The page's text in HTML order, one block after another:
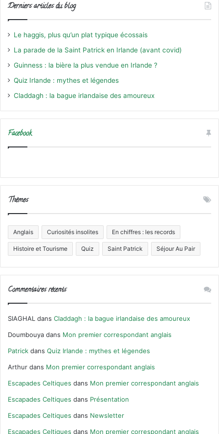
Derniers articles du blog
Le haggis, plus qu’un plat typique écossais
La parade de la Saint Patrick en Irlande (avant covid)
Guinness : la bière la plus vendue en Irlande ?
Quiz Irlande : mythes et légendes
Claddagh : la bague irlandaise des amoureux
Facebook
Thèmes
Anglais Curiosités insolites En chiffres : les records
Histoire et Tourisme Quiz Saint Patrick Séjour Au Pair
Commentaires récents
SIAGHAL dans Claddagh : la bague irlandaise des amoureux
Doumbouya dans Mon premier correspondant anglais
Patrick dans Quiz Irlande : mythes et légendes
Arthur dans Mon premier correspondant anglais
Escapades Celtiques dans Mon premier correspondant anglais
Escapades Celtiques dans Présentation
Escapades Celtiques dans Newsletter
Escapades Celtiques dans Mon premier correspondant anglais